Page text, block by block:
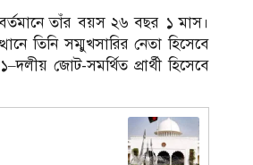
বর্তমানে তাঁর বয়স ২৬ বছর ১ মাস।
তিনি সম্মুখসারির নেতা হিসেবে
জোট-সমর্থিত প্রার্থী হিসেবে